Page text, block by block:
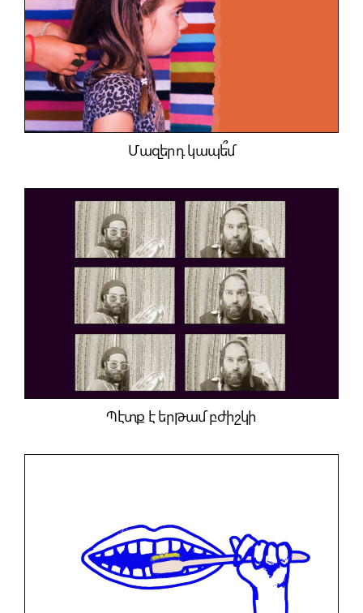
Մազերդ կապե՞մ
Պէտք է երթամ բժիշկի